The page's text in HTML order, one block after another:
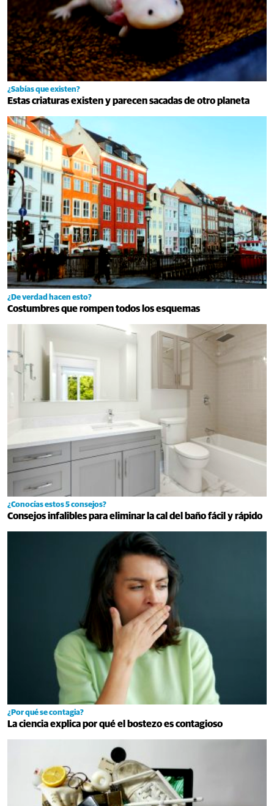
¿Sabías que existen?
Estas criaturas existen y parecen sacadas de otro planeta
¿De verdad hacen esto?
Costumbres que rompen todos los esquemas
¿Conocías estos 5 consejos?
Consejos infalibles para eliminar la cal del baño fácil y rápido
¿Por qué se contagia?
La ciencia explica por qué el bostezo es contagioso